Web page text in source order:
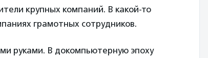
крупных компаний. В какой-то
грамотных сотрудников.
руками. В докомпьютерную эпоху